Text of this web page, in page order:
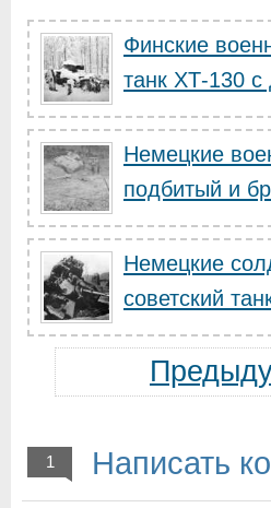
Финские
танк ХТ-130
Немецкие
подбитый и
Немецкие
советский
1 Написать